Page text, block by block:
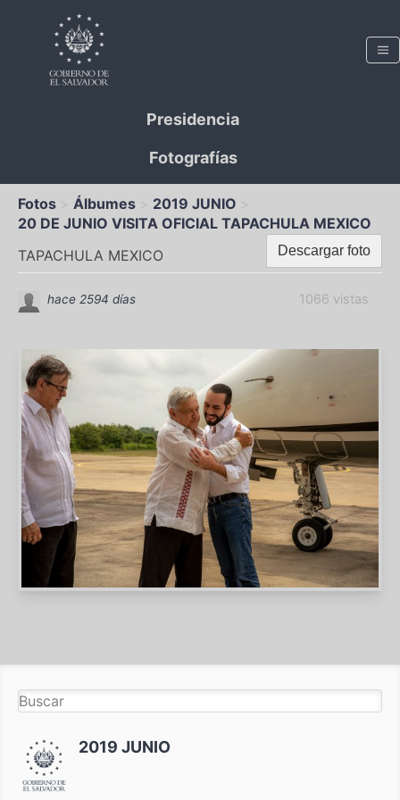
Presidencia
Fotografías
Fotos Álbumes
2019 JUNIO
20 DE JUNIO VISITA OFICIAL TAPACHULA MEXICO
Descargar foto
TAPACHULA MEXICO
1066 vistas
hace 2594 días
2019 JUNIO